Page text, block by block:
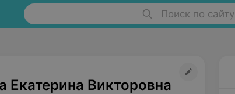
Поиск по сайту
Екатерина Викторовна